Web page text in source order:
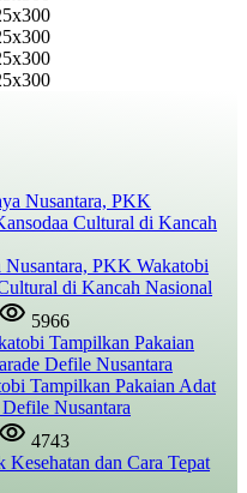
Nusantara, PKK Wakatobi
di Kancah Nasional
5966
Tampilkan Pakaian Adat
Defile Nusantara
4743